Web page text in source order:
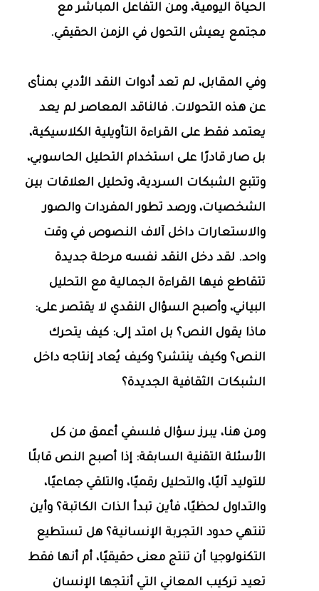
الحياة اليومية، ومن التفاعل المباشر مع
مجتمع يعيش التحول في الزمن الحقيقي.
وفي المقابل، لم تعد أدوات النقد الأدبي بمنأى
عن هذه التحولات. فالناقد المعاصر لم يعد
يعتمد فقط على القراءة التأويلية الكلاسيكية،
بل صار قادرًا على استخدام التحليل الحاسوبي،
وتتبع الشبكات السردية، وتحليل العلاقات بين
الشخصيات، ورصد تطور المفردات والصور
والاستعارات داخل آلاف النصوص في وقت
واحد. لقد دخل النقد نفسه مرحلة جديدة
تتقاطع فيها القراءة الجمالية مع التحليل
البياني، وأصبح السؤال النقدي لا يقتصر على:
ماذا يقول النص؟ بل امتد إلى: كيف يتحرك
النص؟ وكيف ينتشر؟ وكيف يُعاد إنتاجه داخل
الشبكات الثقافية الجديدة؟
ومن هنا، يبرز سؤال فلسفي أعمق من كل
الأسئلة التقنية السابقة: إذا أصبح النص قابلًا
للتوليد آليًا، والتحليل رقميًا، والتلقي جماعيًا،
والتداول لحظيًا، فأين تبدأ الذات الكاتبة؟ وأين
تنتهي حدود التجربة الإنسانية؟ هل تستطيع
التكنولوجيا أن تنتج معنى حقيقيًا، أم أنها فقط
تعيد تركيب المعاني التي أنتجها الإنسان